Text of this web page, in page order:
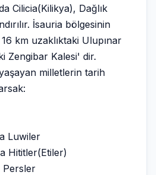
Cilicia(Kilikya), Dağlık
İsauria bölgesinin
km uzaklıktaki Ulupınar
Zengibar Kalesi' dir.
milletlerin tarih
Luwiler
Hititler(Etiler)
Persler